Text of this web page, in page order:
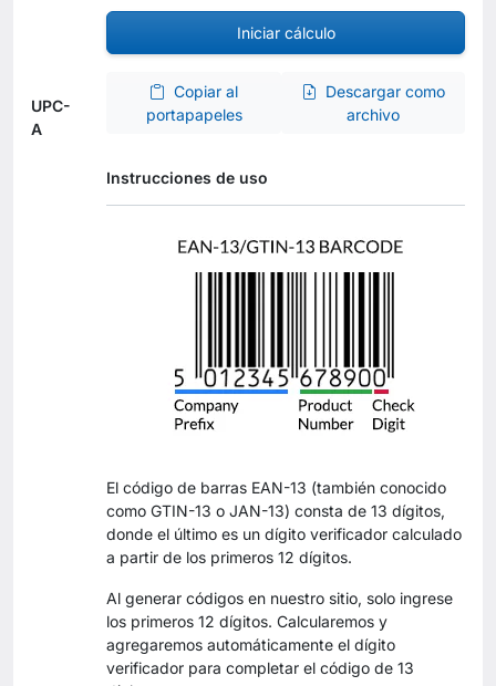
UPC-
A
Instrucciones de uso
El código de barras EAN-13 (también conocido
como GTIN-13 o JAN-13) consta de 13 dígitos,
donde el último es un dígito verificador calculado
a partir de los primeros 12 dígitos.
Al generar códigos en nuestro sitio, solo ingrese
los primeros 12 dígitos. Calcularemos y
agregaremos automáticamente el dígito
verificador para completar el código de 13
Iniciar cálculo
portapapeles
archivo